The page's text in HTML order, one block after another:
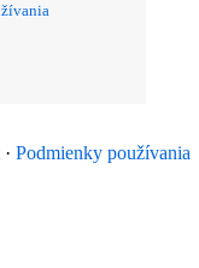
· Podmienky používania